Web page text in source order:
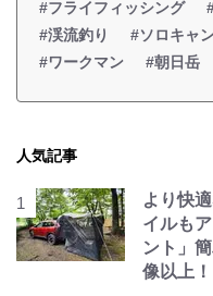
#フライフィッシング
#渓流釣り
#ソロキャ
#ワークマン
#朝日岳
人気記事
より快
イルも
ント」
像以上！